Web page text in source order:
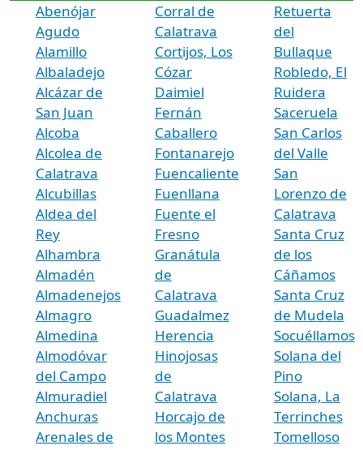
Abenójar
Agudo
Alamillo
Albaladejo
Alcázar de
San Juan
Alcoba
Alcolea de
Calatrava
Alcubillas
Aldea del
Rey
Alhambra
Almadén
Almadenejos
Almagro
Almedina
Almodóvar
del Campo
Almuradiel
Anchuras
Arenales de
Corral de
Calatrava
Cortijos, Los
Cózar
Daimiel
Fernán
Caballero
Fontanarejo
Fuencaliente
Fuenllana
Fuente el
Fresno
Granátula
de
Calatrava
Guadalmez
Herencia
Hinojosas
de
Calatrava
Horcajo de
los Montes
Retuerta
del
Bullaque
Robledo, El
Ruidera
Saceruela
San Carlos
del Valle
San
Lorenzo de
Calatrava
Santa Cruz
de los
Cáñamos
Santa Cruz
de Mudela
Socuéllamos
Solana del
Pino
Solana, La
Terrinches
Tomelloso